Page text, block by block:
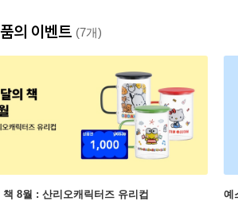
의 이벤트 (7개)
책 8월 : 산리오캐릭터즈 유리컵 예